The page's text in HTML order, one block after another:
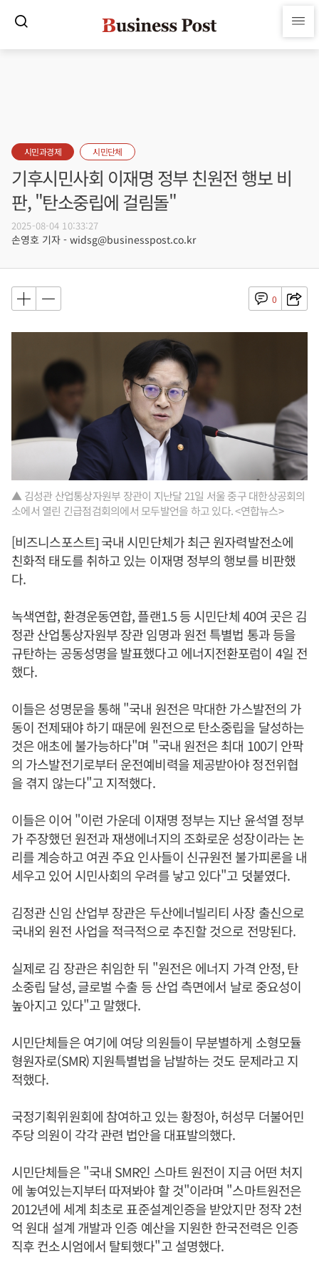
시민과경제 시민단체
기후시민사회 이재명 정부 친원전 행보 비
판, "탄소중립에 걸림돌"
2025-08-04 10:33:27
손영호 기자 - widsg@businesspost.co.kr
0
▲ 김성관 산업통상자원부 장관이 지난달 21일 서울 중구 대한상공회의
소에서 열린 긴급점검회의에서 모두발언을 하고 있다. <연합뉴스>
[비즈니스포스트] 국내 시민단체가 최근 원자력발전소에
친화적 태도를 취하고 있는 이재명 정부의 행보를 비판했
다.
녹색연합, 환경운동연합, 플랜1.5 등 시민단체 40여 곳은 김
정관 산업통상자원부 장관 임명과 원전 특별법 통과 등을
규탄하는 공동성명을 발표했다고 에너지전환포럼이 4일 전
했다.
이들은 성명문을 통해 "국내 원전은 막대한 가스발전의 가
동이 전제돼야 하기 때문에 원전으로 탄소중립을 달성하는
것은 애초에 불가능하다"며 "국내 원전은 최대 100기 안팍
의 가스발전기로부터 운전예비력을 제공받아야 정전위협
을 겪지 않는다"고 지적했다.
이들은 이어 "이런 가운데 이재명 정부는 지난 윤석열 정부
가 주장했던 원전과 재생에너지의 조화로운 성장이라는 논
리를 계승하고 여권 주요 인사들이 신규원전 불가피론을 내
세우고 있어 시민사회의 우려를 낳고 있다"고 덧붙였다.
김정관 신임 산업부 장관은 두산에너빌리티 사장 출신으로
국내외 원전 사업을 적극적으로 추진할 것으로 전망된다.
실제로 김 장관은 취임한 뒤 "원전은 에너지 가격 안정, 탄
소중립 달성, 글로벌 수출 등 산업 측면에서 날로 중요성이
높아지고 있다"고 말했다.
시민단체들은 여기에 여당 의원들이 무분별하게 소형모듈
형원자로(SMR) 지원특별법을 남발하는 것도 문제라고 지
적했다.
국정기획위원회에 참여하고 있는 황정아, 허성무 더불어민
주당 의원이 각각 관련 법안을 대표발의했다.
시민단체들은 "국내 SMR인 스마트 원전이 지금 어떤 처지
에 놓여있는지부터 따져봐야 할 것"이라며 "스마트원전은
2012년에 세계 최초로 표준설계인증을 받았지만 정작 2천
억 원대 설계 개발과 인증 예산을 지원한 한국전력은 인증
직후 컨소시엄에서 탈퇴했다"고 설명했다.